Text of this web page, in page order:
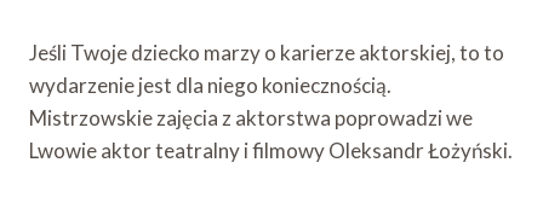
Jeśli Twoje dziecko marzy o karierze aktorskiej, to to
wydarzenie jest dla niego koniecznością.
Mistrzowskie zajęcia z aktorstwa poprowadzi we
Lwowie aktor teatralny i filmowy Oleksandr Łożyński.